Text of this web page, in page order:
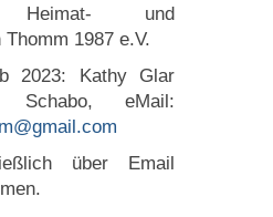
Heimat- und
1987 e.V.
2023: Kathy Glar
Schabo, eMail:
über Email